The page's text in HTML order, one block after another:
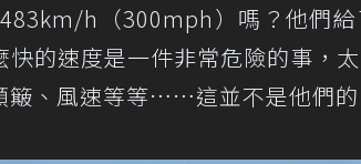
h（300mph）嗎？他們
的速度是一件非常危險的事，
簸、風速等等……這並不是他們的